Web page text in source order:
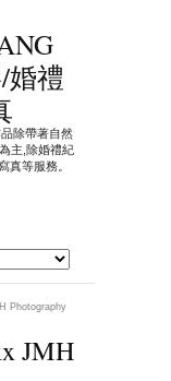
婚禮
除帶著自然
主,除婚禮紀
真等服務。
Photography
JMH